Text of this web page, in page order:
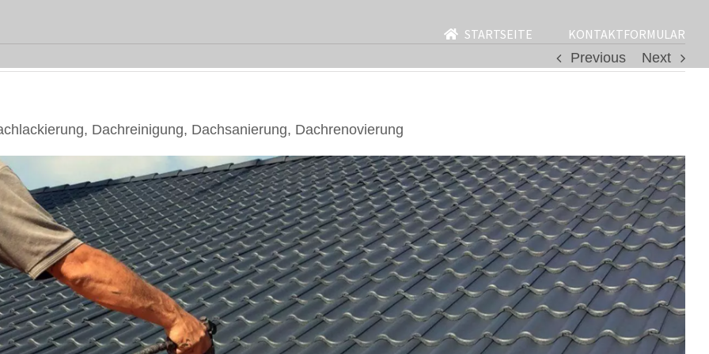
STARTSEITE
KONTAKTFORMULAR
Previous
Next
Dachreinigung, Dachsanierung, Dachrenovierung